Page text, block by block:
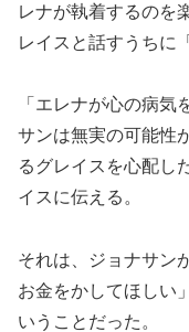
レナが執着するのを
レイスと話すうちに
「エレナが心の病
サンは無実の可能性
るグレイスを心配し
イスに伝える。
それは、ジョナサン
お金をかしてほしい
いうことだった。